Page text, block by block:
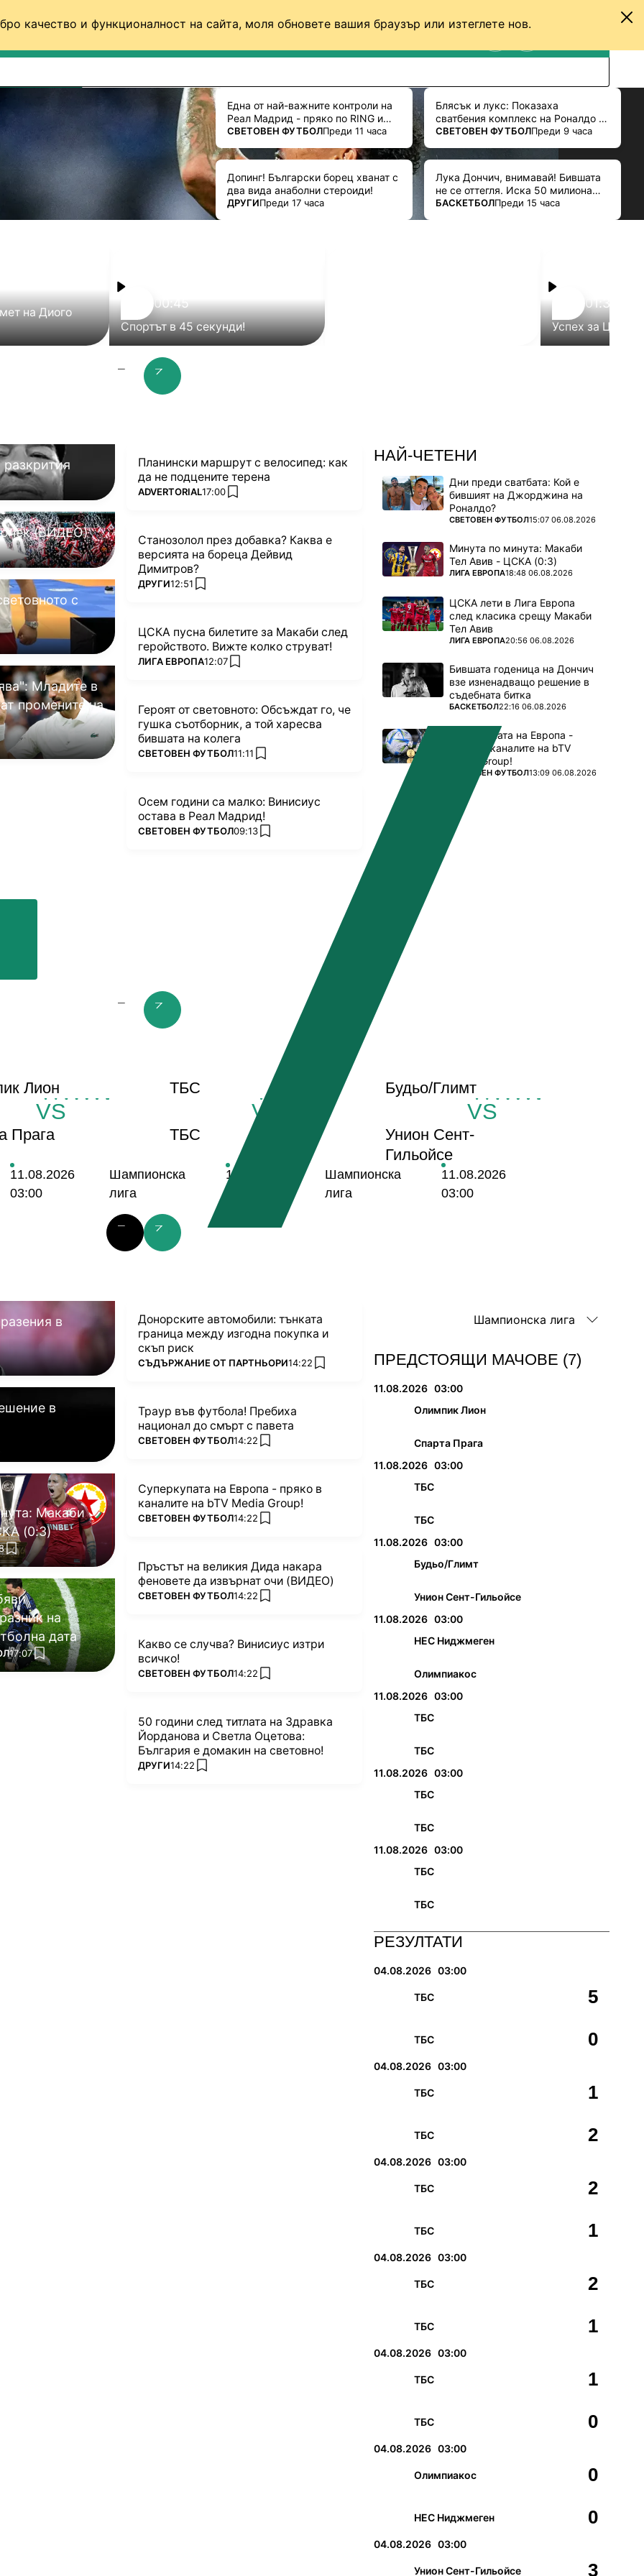
качество и функционалност на сайта, моля обновете вашия браузър или изтеглете нов.
Една от най-важните контроли на
Реал Мадрид - пряко по RING и
VOYO.BG
ПОВЕЧЕ ОТ
СВЕТОВЕН ФУТБОЛПреди 11 часа
Блясък и лукс: Показаха
сватбения комплекс на Роналдо и
Джорджина (СНИМКИ)
ПОВЕЧЕ ОТ
СВЕТОВЕН ФУТБОЛПреди 9 часа
Допинг! Български борец хванат с
два вида анаболни стероиди!
ПОВЕЧЕ ОТ
ДРУГИПреди 17 часа
Лука Дончич, внимавай! Бившата
не се оттегля. Иска 50 милиона
долара!
ПОВЕЧЕ ОТ
БАСКЕТБОЛПреди 15 часа
на Диого
00:45
Спортът в 45 секунди!
01:32
Успех за ЦСКА
prev slidenext slide
(ВИДЕО)
с
Младите в
промените на
Планински маршрут с велосипед: как
да не подцените терена
ПОВЕЧЕ ОТ
ADVERTORIAL17:00 added favorites
Станозолол през добавка? Каква е
версията на бореца Дейвид
Димитров?
ПОВЕЧЕ ОТ
ДРУГИ12:51 added favorites
ЦСКА пусна билетите за Макаби след
геройството. Вижте колко струват!
ПОВЕЧЕ ОТ
ЛИГА ЕВРОПА12:07 added favorites
Героят от световното: Обсъждат го, че
гушка съотборник, а той харесва
бившата на колега
ПОВЕЧЕ ОТ
СВЕТОВЕН ФУТБОЛ11:11 added favorites
Осем години са малко: Винисиус
остава в Реал Мадрид!
ПОВЕЧЕ ОТ
СВЕТОВЕН ФУТБОЛ09:13 added favorites
НАЙ-ЧЕТЕНИ
Дни преди сватбата: Кой е
бившият на Джорджина на
Роналдо?
ПОВЕЧЕ ОТ
СВЕТОВЕН ФУТБОЛ15:07 06.08.2026
Минута по минута: Макаби
Тел Авив - ЦСКА (0:3)
ПОВЕЧЕ ОТ
ЛИГА ЕВРОПА18:48 06.08.2026
ЦСКА лети в Лига Европа
след класика срещу Макаби
Тел Авив
ПОВЕЧЕ ОТ
ЛИГА ЕВРОПА20:56 06.08.2026
Бившата годеница на Дончич
взе изненадващо решение в
съдебната битка
ПОВЕЧЕ ОТ
БАСКЕТБОЛ22:16 06.08.2026
Суперкупата на Европа -
пряко в каналите на bTV
Media Group!
ПОВЕЧЕ ОТ
СВЕТОВЕН ФУТБОЛ13:09 06.08.2026
prev slidenext slide
Лион
VS
Прага
11.08.2026
03:00
ТБС
VS
ТБС
Шампионска
лига
11.08.2026
Будьо/Глимт
VS
Унион Сент-
Гильойсе
Шампионска
лига
11.08.2026
03:00
prev slidenext slide
в
в
Макаби
Тел Авив - ЦСКА (0:3)
add favorites
на
дата
17:07 add favorites
Донорските автомобили: тънката
граница между изгодна покупка и
скъп риск
ПОВЕЧЕ ОТ
СЪДЪРЖАНИЕ ОТ ПАРТНЬОРИ14:22 add favorites
Траур във футбола! Пребиха
национал до смърт с павета
ПОВЕЧЕ ОТ
СВЕТОВЕН ФУТБОЛ14:22 add favorites
Суперкупата на Европа - пряко в
каналите на bTV Media Group!
ПОВЕЧЕ ОТ
СВЕТОВЕН ФУТБОЛ14:22 add favorites
Пръстът на великия Дида накара
феновете да извърнат очи (ВИДЕО)
ПОВЕЧЕ ОТ
СВЕТОВЕН ФУТБОЛ14:22 add favorites
Какво се случва? Винисиус изтри
всичко!
ПОВЕЧЕ ОТ
СВЕТОВЕН ФУТБОЛ14:22 add favorites
50 години след титлата на Здравка
Йорданова и Светла Оцетова:
България е домакин на световно!
ПОВЕЧЕ ОТ
ДРУГИ14:22 add favorites
Шампионска лига
ПРЕДСТОЯЩИ МАЧОВЕ (7)
11.08.2026 03:00
Олимпик Лион
Спарта Прага
11.08.2026 03:00
ТБС
ТБС
11.08.2026 03:00
Будьо/Глимт
Унион Сент-Гильойсе
11.08.2026 03:00
НЕС Ниджмеген
Олимпиaкос
11.08.2026 03:00
ТБС
ТБС
11.08.2026 03:00
ТБС
ТБС
11.08.2026 03:00
ТБС
ТБС
РЕЗУЛТАТИ
04.08.2026 03:00
ТБС 5
ТБС 0
04.08.2026 03:00
ТБС 1
ТБС 2
04.08.2026 03:00
ТБС 2
ТБС 1
04.08.2026 03:00
ТБС 2
ТБС 1
04.08.2026 03:00
ТБС 1
ТБС 0
04.08.2026 03:00
Олимпиaкос 0
НЕС Ниджмеген 0
04.08.2026 03:00
Унион Сент-Гильойсе 3